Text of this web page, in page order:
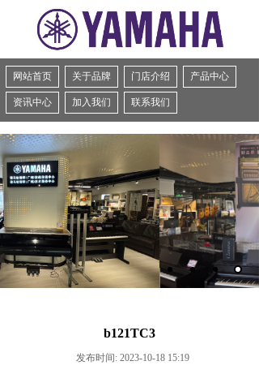
网站首页 关于品牌 门店介绍 产品中心
资讯中心 加入我们 联系我们
b121TC3
发布时间: 2023-10-18 15:19